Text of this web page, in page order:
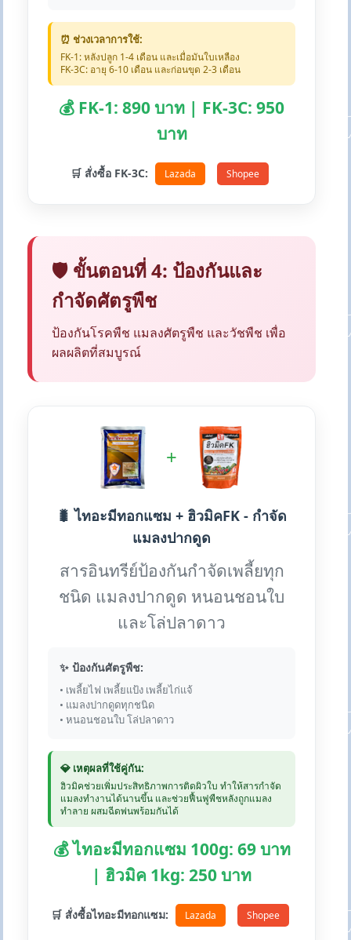
⏰ ช่วงเวลาการใช้:
FK-1: หลังปลูก 1-4 เดือน และเมื่อมันใบเหลือง
FK-3C: อายุ 6-10 เดือน และก่อนขุด 2-3 เดือน
💰 FK-1: 890 บาท | FK-3C: 950
บาท
🛒 สั่งซื้อ FK-3C: Lazada Shopee
🛡️ ขั้นตอนที่ 4: ป้องกันและ
กำจัดศัตรูพืช
ป้องกันโรคพืช แมลงศัตรูพืช และวัชพืช เพื่อ
ผลผลิตที่สมบูรณ์
+
🐛 ไทอะมีทอกแซม + ฮิวมิคFK - กำจัด
แมลงปากดูด
สารอินทรีย์ป้องกันกำจัดเพลี้ยทุก
ชนิด แมลงปากดูด หนอนชอนใบ
และโล่ปลาดาว
✨ ป้องกันศัตรูพืช:
• เพลี้ยไฟ เพลี้ยแป้ง เพลี้ยไก่แจ้
• แมลงปากดูดทุกชนิด
• หนอนชอนใบ โล่ปลาดาว
💎 เหตุผลที่ใช้คู่กัน:
ฮิวมิคช่วยเพิ่มประสิทธิภาพการติดผิวใบ ทำให้สารกำจัด
แมลงทำงานได้นานขึ้น และช่วยฟื้นฟูพืชหลังถูกแมลง
ทำลาย ผสมฉีดพ่นพร้อมกันได้
💰 ไทอะมีทอกแซม 100g: 69 บาท
| ฮิวมิค 1kg: 250 บาท
🛒 สั่งซื้อไทอะมีทอกแซม: Lazada Shopee